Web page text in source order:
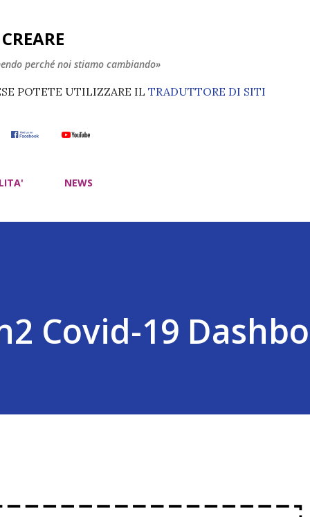
perché noi stiamo cambiando»
POTETE UTILIZZARE IL TRADUTTORE DI SITI
NEWS
Covid-19